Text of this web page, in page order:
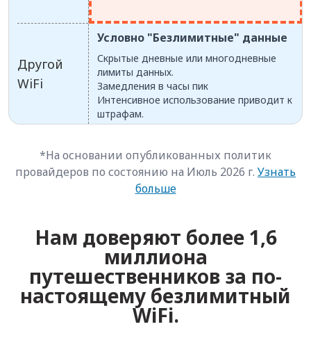
Другой
WiFi
Условно "Безлимитные" данные
Скрытые дневные или многодневные
лимиты данных.
Замедления в часы пик
Интенсивное использование приводит к
штрафам.
*На основании опубликованных политик
провайдеров по состоянию на Июль 2026 г. Узнать
больше
Нам доверяют более 1,6
миллиона
путешественников за по-
настоящему безлимитный
WiFi.